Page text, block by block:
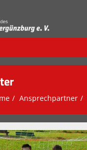
Ansprechpartner